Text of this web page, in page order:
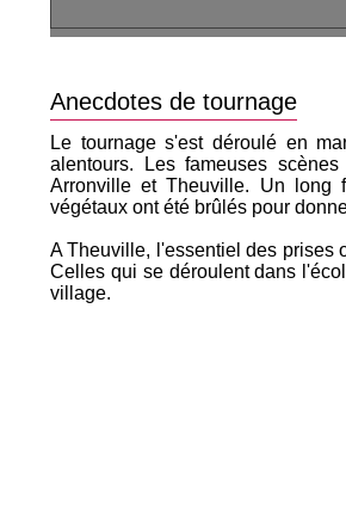
Anecdotes de tournage
Le tournage s'est déroulé en
alentours. Les fameuses
Arronville et Theuville. Un long
végétaux ont été brûlés pour
A Theuville, l'essentiel des prises
Celles qui se déroulent dans
village.